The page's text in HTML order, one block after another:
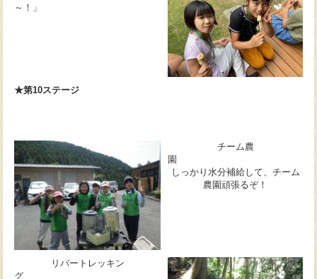
～！」
★第10ステージ
チーム農
しっかり水分補給して、チーム
農園頑張るぞ！
リバートレッキン
グ